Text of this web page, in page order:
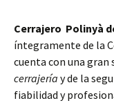
Cerrajero Polinyà
íntegramente de la
cuenta con una gran
cerrajería y de la
fiabilidad y